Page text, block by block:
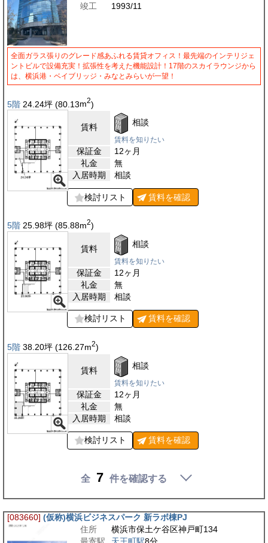
竣工
1993/11
全面ガラス張りのグレード感あふれる賃貸オフィス！最先端のインテリジェ
ントビルで設備充実！拡張性を考えた機能設計！17階のスカイラウンジから
は、横浜港・ベイブリッジ・みなとみらいが一望！
5階 24.24坪 (80.13m2)
賃料 相談
賃料を知りたい
保証金
12ヶ月
礼金
無
入居時期
相談
検討リスト 賃料を確認
5階 25.98坪 (85.88m2)
賃料 相談
賃料を知りたい
保証金
12ヶ月
礼金
無
入居時期
相談
検討リスト 賃料を確認
5階 38.20坪 (126.27m2)
賃料 相談
賃料を知りたい
保証金
12ヶ月
礼金
無
入居時期
相談
検討リスト 賃料を確認
全 7 件を確認する
[083660] (仮称)横浜ビジネスパーク 新ラボ棟PJ
住所
横浜市保土ケ谷区神戸町134
最寄駅
天王町駅8分